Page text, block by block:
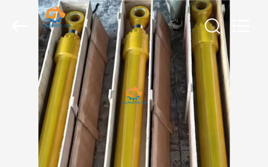
MAISON
PRODUITS